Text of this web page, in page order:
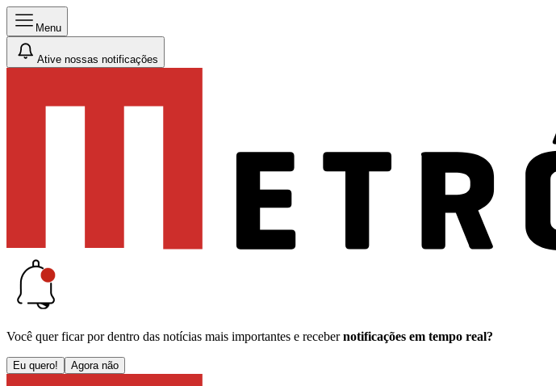
Menu
Ative nossas notificações
Você quer ficar por dentro das notícias mais importantes e receber notificações em tempo real?
Eu quero! Agora não